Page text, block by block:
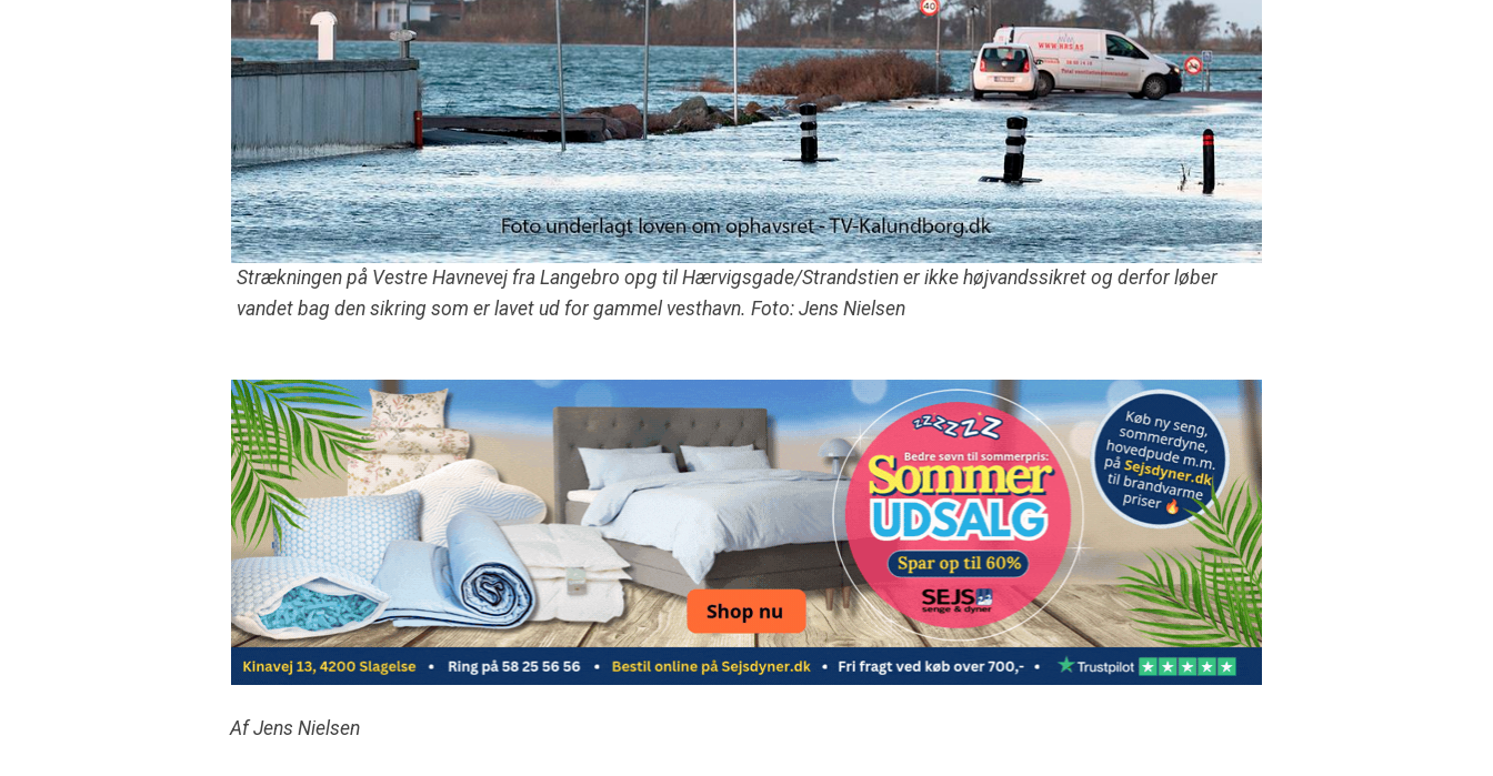
Strækningen på Vestre Havnevej fra Langebro opg til Hærvigsgade/Strandstien er ikke højvandssikret og derfor løber
vandet bag den sikring som er lavet ud for gammel vesthavn. Foto: Jens Nielsen
Af Jens Nielsen